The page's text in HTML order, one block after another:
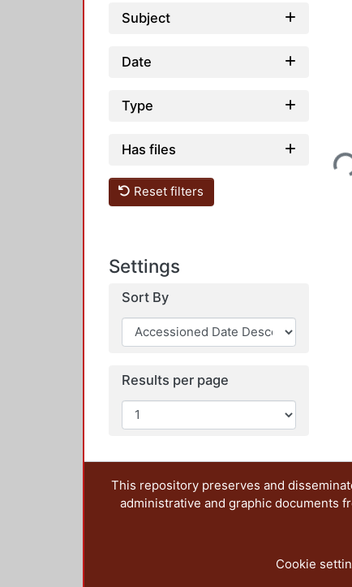
Subject
Date
Type
Has files
Reset filters
Settings
Sort By
Results per page
This repository preserves and
administrative and graphic documents
Cookie